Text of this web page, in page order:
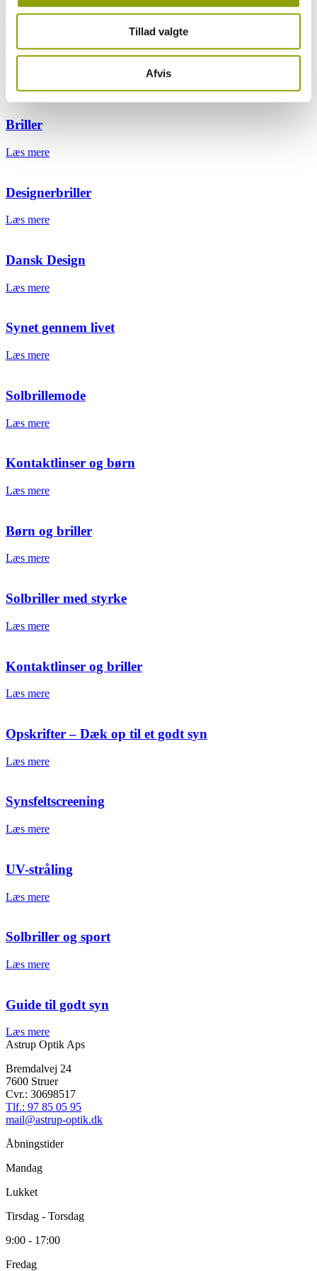
Tillad valgte
Afvis
Læs mere
Temaer
Briller
Læs mere
Designerbriller
Læs mere
Dansk Design
Læs mere
Synet gennem livet
Læs mere
Solbrillemode
Læs mere
Kontaktlinser og børn
Læs mere
Børn og briller
Læs mere
Solbriller med styrke
Læs mere
Kontaktlinser og briller
Læs mere
Opskrifter – Dæk op til et godt syn
Læs mere
Synsfeltscreening
Læs mere
UV-stråling
Læs mere
Solbriller og sport
Læs mere
Guide til godt syn
Læs mere
Astrup Optik Aps
Bremdalvej 24
7600 Struer
Cvr.: 30698517
Tlf.: 97 85 05 95
mail@astrup-optik.dk
Åbningstider
Mandag
Lukket
Tirsdag - Torsdag
9:00 - 17:00
Fredag